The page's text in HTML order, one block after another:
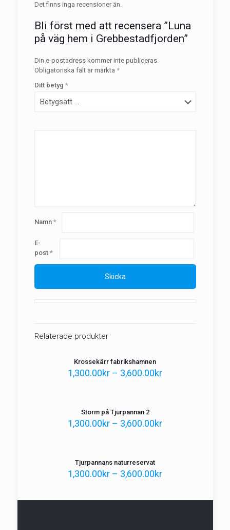
Det finns inga recensioner än.
Bli först med att recensera ”Luna
på väg hem i Grebbestadfjorden”
Din e-postadress kommer inte publiceras.
Obligatoriska fält är märkta *
Ditt betyg *
Namn *
E-
post *
Relaterade produkter
Krossekärr fabrikshamnen
1,300.00kr – 3,600.00kr
Storm på Tjurpannan 2
1,300.00kr – 3,600.00kr
Tjurpannans naturreservat
1,300.00kr – 3,600.00kr